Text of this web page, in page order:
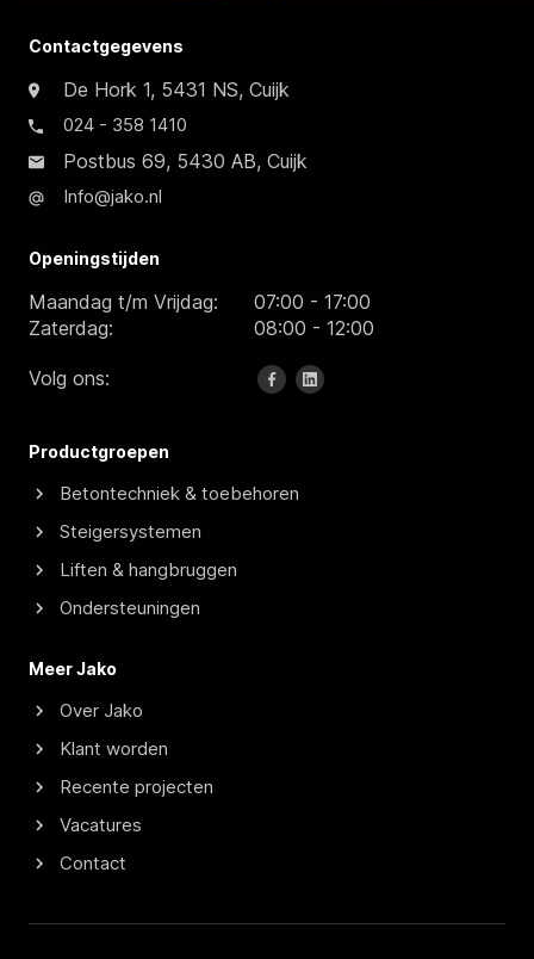
Contactgegevens
De Hork 1, 5431 NS, Cuijk
024 - 358 1410
Postbus 69, 5430 AB, Cuijk
Info@jako.nl
Openingstijden
Maandag t/m Vrijdag:
07:00 - 17:00
Zaterdag:
08:00 - 12:00
Volg ons:
Productgroepen
Betontechniek & toebehoren
Steigersystemen
Liften & hangbruggen
Ondersteuningen
Meer Jako
Over Jako
Klant worden
Recente projecten
Vacatures
Contact